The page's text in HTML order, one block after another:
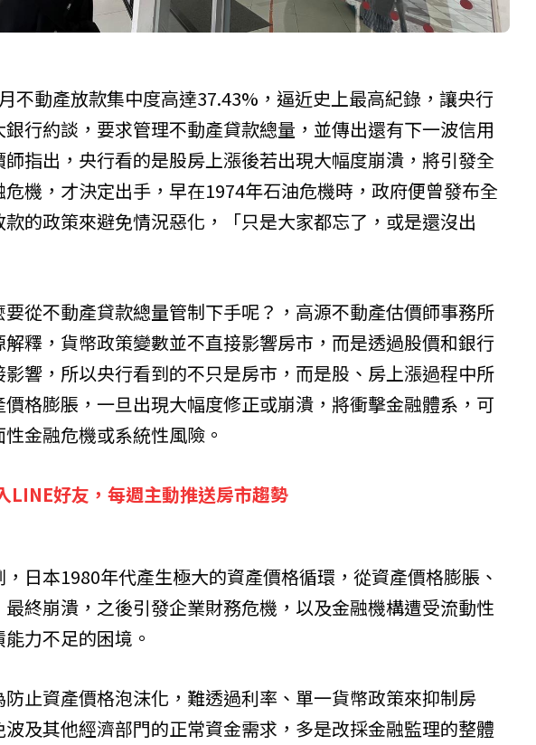
不動產放款集中度高達37.43%，逼近史上最高紀錄，讓央行
行約談，要求管理不動產貸款總量，並傳出還有下一波信用
師指出，央行看的是股房上漲後若出現大幅度崩潰，將引發全
危機，才決定出手，早在1974年石油危機時，政府便曾發布全
款的政策來避免情況惡化，「只是大家都忘了，或是還沒出
要從不動產貸款總量管制下手呢？，高源不動產估價師事務所
解釋，貨幣政策變數並不直接影響房市，而是透過股價和銀行
響，所以央行看到的不只是房市，而是股、房上漲過程中所
格膨脹，一旦出現大幅度修正或崩潰，將衝擊金融體系，可
金融危機或系統性風險。
LINE好友，每週主動推送房市趨勢
日本1980年代產生極大的資產價格循環，從資產價格膨脹、
終崩潰，之後引發企業財務危機，以及金融機構遭受流動性
力不足的困境。
防止資產價格泡沫化，難透過利率、單一貨幣政策來抑制房
及其他經濟部門的正常資金需求，多是改採金融監理的整體